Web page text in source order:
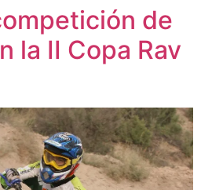
de
la II Copa Rav